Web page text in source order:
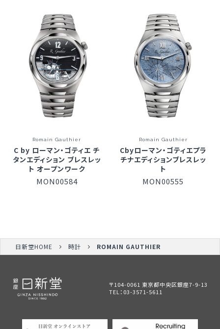
Romain Gauthier
C by ローマン・ゴティエ チ
タンエディション ブレスレッ
ト オープンワーク
MON00584
Romain Gauthier
Cbyローマン・ゴティエプラ
チナエディションブレスレッ
ト
MON00555
日新堂HOME 時計 ROMAIN GAUTHIER
〒104-0061 東京都中央区銀座7-9-13
TEL： 03-3571-5611